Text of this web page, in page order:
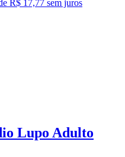
R$ 17,77 sem juros
Lupo Adulto